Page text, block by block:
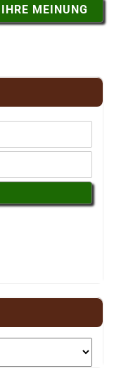
IHRE MEINUNG